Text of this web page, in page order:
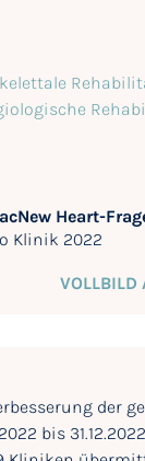
Heart-
Klinik 2022
VOLLBILD
der
bis